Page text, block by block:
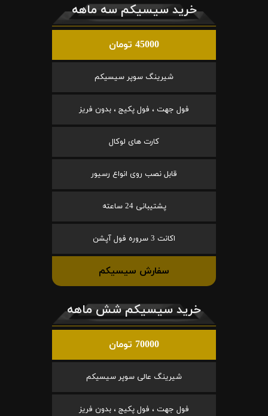
خرید سیسیکم سه ماهه
45000 تومان
شیرینگ سوپر سیسیکم
فول جهت ، فول پکیج ، بدون فریز
کارت های لوکال
قابل نصب روی انواع رسیور
پشتیبانی 24 ساعته
اکانت 3 سروره فول آپشن
سفارش سیسیکم
خرید سیسیکم شش ماهه
70000 تومان
شیرینگ عالی سوپر سیسیکم
فول جهت ، فول پکیج ، بدون فریز